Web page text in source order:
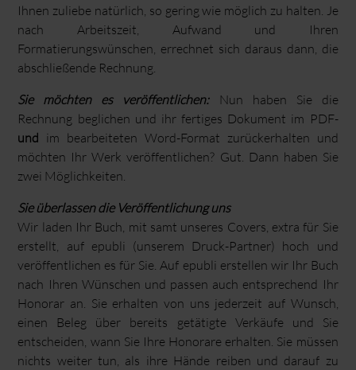
Ihnen zuliebe natürlich, so gering wie möglich zu halten. Je
nach Arbeitszeit, Aufwand und Ihren
Formatierungswünschen, errechnet sich daraus dann, die
abschließende Rechnung.
Sie möchten es veröffentlichen:Nun haben Sie die
Rechnung beglichen und ihr fertiges Dokument im PDF-
und im bearbeiteten Word-Format zurückerhalten und
möchten Ihr Werk veröffentlichen? Gut. Dann haben Sie
zwei Möglichkeiten.
Sie überlassen die Veröffentlichung uns
Wir laden Ihr Buch, mit samt unseres Covers, extra für Sie
erstellt, auf epubli (unserem Druck-Partner) hoch und
veröffentlichen es für Sie. Auf epubli erstellen wir Ihr Buch
nach Ihren Wünschen und passen auch entsprechend Ihr
Honorar an. Sie erhalten von uns jederzeit auf Wunsch,
einen Beleg über bereits getätigte Verkäufe und Sie
entscheiden, wann Sie Ihre Honorare erhalten. Sie müssen
nichts weiter tun, als ihre Hände reiben und darauf zu